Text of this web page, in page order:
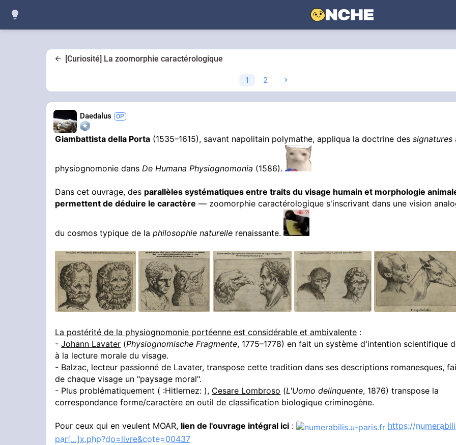
[Curiosité] La zoomorphie caractérologique
1 2
Daedalus
Giambattista della Porta (1535–1615), savant napolitain polymathe, appliqua la doctrine dessignatures
physiognomonie dans De Humana Physiognomonia (1586).
Dans cet ouvrage, des parallèles systématiques entre traits du visage humain et morphologie
permettent de déduire le caractère — zoomorphie caractérologique s'inscrivant dans une vision
du cosmos typique de laphilosophie naturelle renaissante.
La postérité de la physiognomonie portéenne est considérable et ambivalente :
-Johann Lavater (Physiognomische Fragmente, 1775–1778) en fait un système d'intention scientifique
à la lecture morale du visage.
- Balzac, lecteur passionné de Lavater, transpose cette tradition dans ses descriptions romanesques,
de chaque visage un "paysage moral".
- Plus problématiquement ( :Hitlernez: ), Cesare Lombroso (L'Uomo delinquente, 1876) transpose la
correspondance forme/caractère en outil de classification biologique criminogène.
Pour ceux qui en veulent MOAR, lien de l'ouvrage intégral ici :
https://
par[...]x.php?do=livre&cote=00437